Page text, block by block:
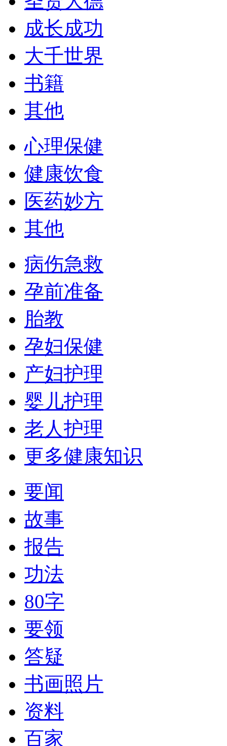
成长成功
大千世界
书籍
其他
心理保健
健康饮食
医药妙方
其他
病伤急救
孕前准备
胎教
孕妇保健
产妇护理
婴儿护理
老人护理
更多健康知识
要闻
故事
报告
功法
80字
要领
答疑
书画照片
资料
百家